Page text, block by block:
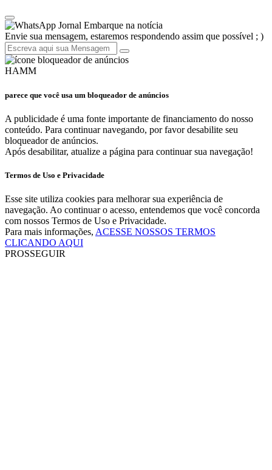
Jornal Embarque na notícia
Envie sua mensagem, estaremos respondendo assim que possível ; )
HAMM
parece que você usa um bloqueador de anúncios
A publicidade é uma fonte importante de financiamento do nosso
conteúdo. Para continuar navegando, por favor desabilite seu
bloqueador de anúncios.
Após desabilitar, atualize a página para continuar sua navegação!
Termos de Uso e Privacidade
Esse site utiliza cookies para melhorar sua experiência de
navegação. Ao continuar o acesso, entendemos que você concorda
com nossos Termos de Uso e Privacidade.
Para mais informações, ACESSE NOSSOS TERMOS
CLICANDO AQUI
PROSSEGUIR